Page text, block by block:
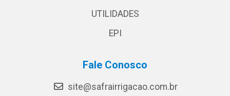
UTILIDADES
EPI
Fale Conosco
site@safrairrigacao.com.br